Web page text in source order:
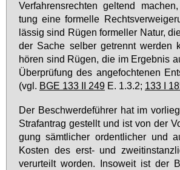
Ver­fah­rens­rech­ten gel­tend
tung ei­ne for­mel­le
läs­sig sind Rü­gen for­mel­ler Na­tur,
der Sa­che sel­ber ge­trennt wer­den
hö­ren sind Rü­gen, die im Er­geb­nis
Über­prü­fung des an­ge­foch­te­nen
(vgl. BGE 133 II 249E. 1.3.2; 133 I
Der Be­schwer­de­füh­rer hat im
Straf­an­trag ge­stellt und ist von der
gung sämt­li­cher or­dent­li­cher und
Kos­ten des erst- und
ver­ur­teilt wor­den. In­so­weit ist der